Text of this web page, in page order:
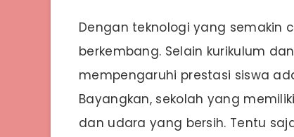
Dengan teknologi yang semakin
berkembang. Selain kurikulum
mempengaruhi prestasi siswa
Bayangkan, sekolah yang
dan udara yang bersih. Tentu